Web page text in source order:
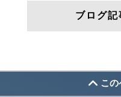
ブログ記
この